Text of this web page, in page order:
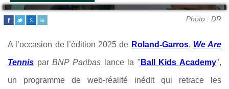
Photo : DR
A l’occasion de l’édition 2025 de Roland-Garros, We Are
Tennis parBNP Paribaslance la " Ball Kids Academy",
un programme de web-réalité inédit qui retrace les